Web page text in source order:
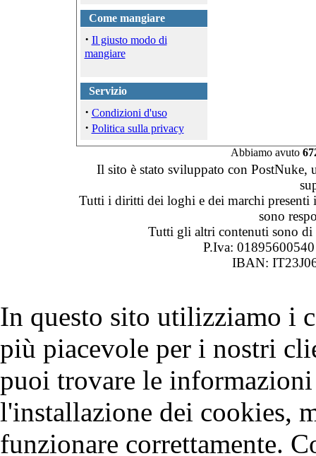
Come mangiare
· Il giusto modo di
mangiare
Servizio
· Condizioni d'uso
· Politica sulla privacy
Abbiamo avuto
Il sito è stato sviluppato con PostNuke,
Tutti i diritti dei loghi e dei marchi
sono
Tutti gli altri contenuti sono
P.Iva:
IBAN:
In questo sito utilizziamo i
più piacevole per i nostri
puoi trovare le
l'installazione dei cookies,
funzionare correttamente.